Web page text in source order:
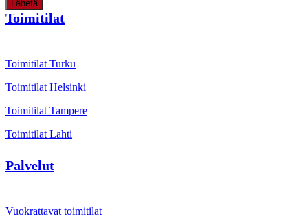
Lähetä
Toimitilat
Toimitilat Turku
Toimitilat Helsinki
Toimitilat Tampere
Toimitilat Lahti
Palvelut
Vuokrattavat toimitilat